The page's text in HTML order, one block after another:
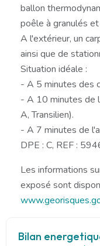
ballon
poêle à granulés
A l'extérieur, un
ainsi que de
Situation idéale :
- A 5 minutes des
- A 10 minutes de
A, Transilien).
- A 7 minutes de
DPE : C, REF :
Les informations
exposé sont
Bilan